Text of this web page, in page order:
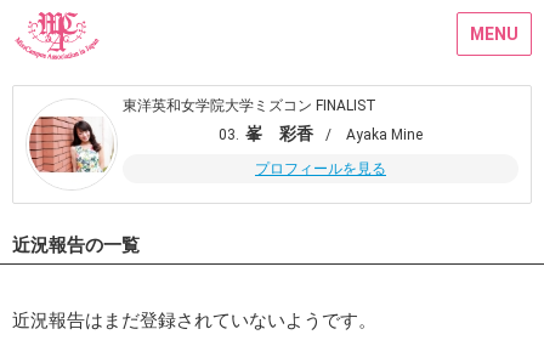
MENU
東洋英和女学院大学ミズコン FINALIST
03. 峯 彩香
/ Ayaka Mine
プロフィールを見る
近況報告の一覧
近況報告はまだ登録されていないようです。